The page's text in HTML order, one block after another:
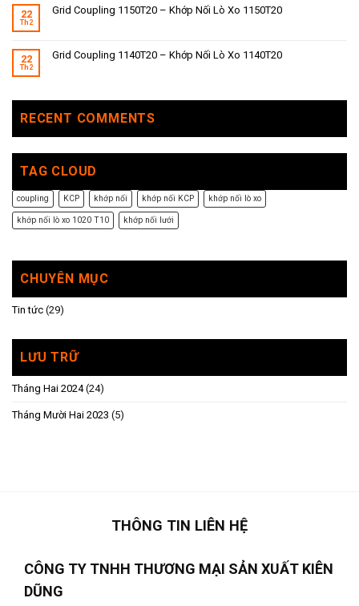
22
Th2
Grid Coupling 1150T20 – Khớp Nối Lò Xo 1150T20
22
Th2
Grid Coupling 1140T20 – Khớp Nối Lò Xo 1140T20
RECENT COMMENTS
TAG CLOUD
coupling KCP khớp nối khớp nối KCP khớp nối lò xo
khớp nối lò xo 1020 T10 khớp nối lưới
CHUYÊN MỤC
Tin tức (29)
LƯU TRỮ
Tháng Hai 2024(24)
Tháng Mười Hai 2023 (5)
THÔNG TIN LIÊN HỆ
CÔNG TY TNHH THƯƠNG MẠI SẢN XUẤT KIÊN
DŨNG